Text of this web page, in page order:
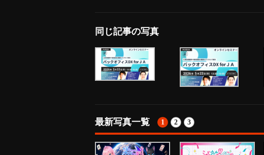
同じ記事の写真
最新写真一覧 1 2 3